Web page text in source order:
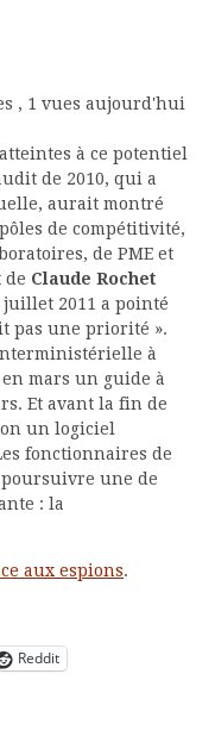
, 1 vues aujourd'hui
à ce potentiel
de 2010, qui a
aurait montré
de compétitivité,
de PME et
de Claude Rochet
2011 a pointé
pas une priorité ».
à
mars un guide à
Et avant la fin de
un logiciel
fonctionnaires de
poursuivre une de
: la
aux espions.
Reddit